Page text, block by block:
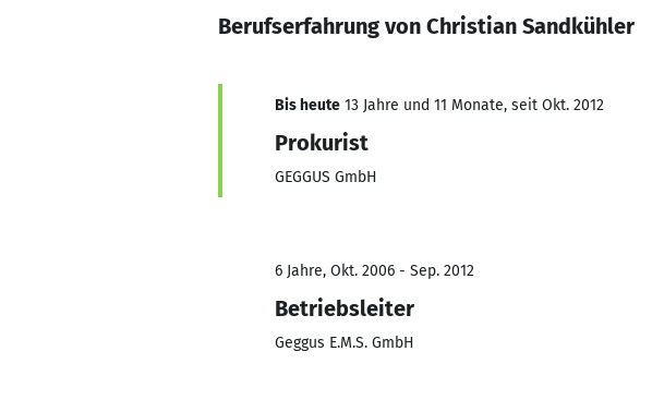
Berufserfahrung von Christian Sandkühler
Bis heute 13 Jahre und 11 Monate, seit Okt. 2012
Prokurist
GEGGUS GmbH
6 Jahre, Okt. 2006 - Sep. 2012
Betriebsleiter
Geggus E.M.S. GmbH